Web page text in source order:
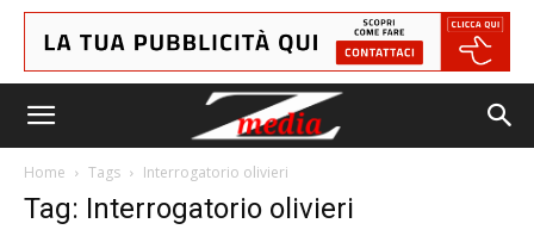
Home Tags Interrogatorio olivieri
Tag: Interrogatorio olivieri